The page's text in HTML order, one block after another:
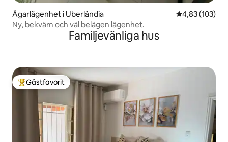
Ägarlägenhet i Uberlândia 4,83 av 5 i
4,83 (103)
Ny, bekväm och väl belägen lägenhet.
Familjevänliga hus
Populär gästfavorit
Gästfavorit